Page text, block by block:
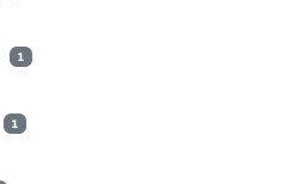
1
1